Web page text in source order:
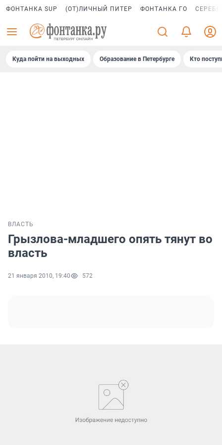
ФОНТАНКА SUP (ОТ)ЛИЧНЫЙ ПИТЕР ФОНТАНКА ГО
Куда пойти на выходных Образование в Петербурге Кто
ВЛАСТЬ
Грызлова-младшего опять тянут во
власть
21 января 2010, 19:40 572